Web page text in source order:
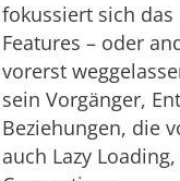
fokussiert sich
Features – oder
vorerst
sein Vorgänger,
Beziehungen, die
auch Lazy